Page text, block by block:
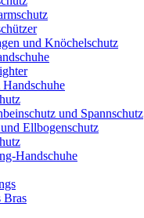
und Knöchelschutz
und Spannschutz
Ellbogenschutz
Handschuhe
Bras